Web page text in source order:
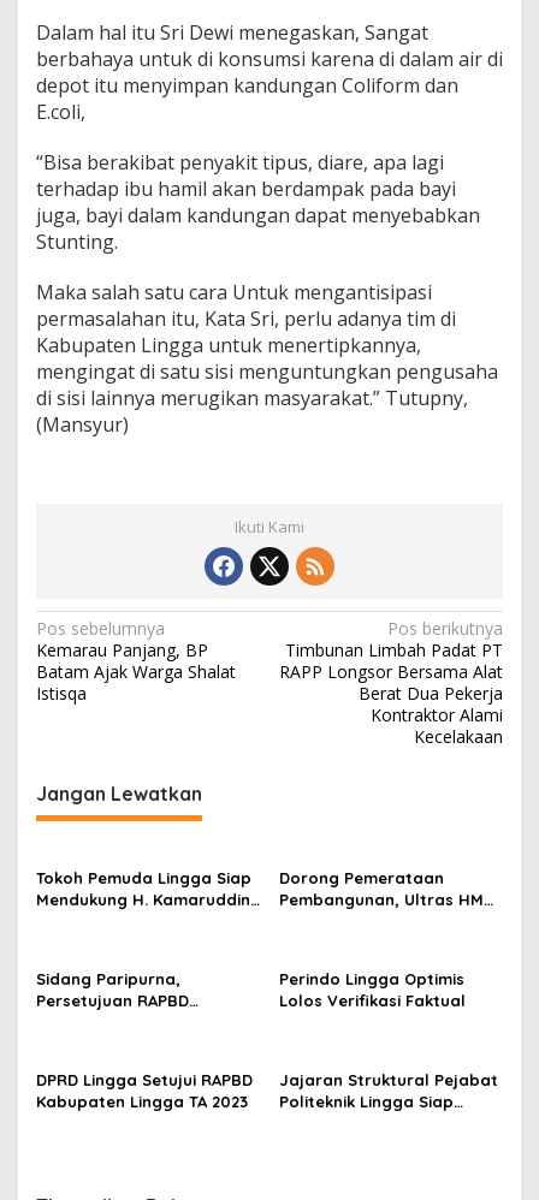
m
s
Dalam hal itu Sri Dewi menegaskan, Sangat
berbahaya untuk di konsumsi karena di dalam air di
depot itu menyimpan kandungan Coliform dan
E.coli,
“Bisa berakibat penyakit tipus, diare, apa lagi
terhadap ibu hamil akan berdampak pada bayi
juga, bayi dalam kandungan dapat menyebabkan
Stunting.
Maka salah satu cara Untuk mengantisipasi
permasalahan itu, Kata Sri, perlu adanya tim di
Kabupaten Lingga untuk menertipkannya,
mengingat di satu sisi menguntungkan pengusaha
di sisi lainnya merugikan masyarakat.” Tutupny,
(Mansyur)
Ikuti Kami
N
a
v
a
i
p
s
Pos sebelumnya
Kemarau Panjang, BP
Batam Ajak Warga Shalat
Istisqa
Pos berikutnya
Timbunan Limbah Padat PT
RAPP Longsor Bersama Alat
Berat Dua Pekerja
Kontraktor Alami
Kecelakaan
Jangan Lewatkan
Tokoh Pemuda Lingga Siap
Mendukung H. Kamaruddin
Dorong Pemerataan
Pembangunan, Ultras HMR
Sidang Paripurna,
Persetujuan RAPBD
Perindo Lingga Optimis
Lolos Verifikasi Faktual
DPRD Lingga Setujui RAPBD
Kabupaten Lingga TA 2023
Jajaran Struktural Pejabat
Politeknik Lingga Siap